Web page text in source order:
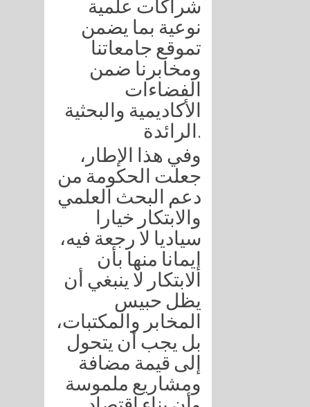
شراكات علمية
نوعية بما يضمن
تموقع جامعاتنا
ومخابرنا ضمن
الفضاءات
الأكاديمية والبحثية
الرائدة.
وفي هذا الإطار،
جعلت الحكومة من
دعم البحث العلمي
والابتكار خيارا
سياديا لا رجعة فيه،
إيمانا منها بأن
الابتكار لا ينبغي أن
يظل حبيس
المخابر والمكتبات،
بل يجب أن يتحول
إلى قيمة مضافة
ومشاريع ملموسة